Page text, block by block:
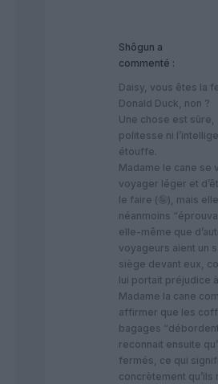
Shôgun a
commenté :
Daisy, vous êtes la
Donald Duck, non ?
Une chose est sûre,
politesse ni
étouffe.
Madame le cane se
voyager léger et
le faire (🤪), mais
néanmoins
elle-même que
voyageurs aient un
siège devant eux,
lui portait préjudice
Madame la cane
affirmer que les
bagages
reconnait ensuite
fermés, ce qui
concrètement qu’ils